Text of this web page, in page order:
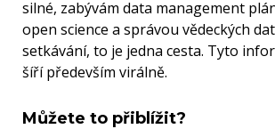
silné, zabývám data management
open science a správou vědeckých
setkávání, to je jedna cesta. Tyto
šíří především virálně.
Můžete to přiblížit?